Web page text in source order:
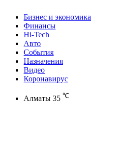
Бизнес и экономика
Финансы
Hi-Tech
Авто
События
Назначения
Видео
Коронавирус
Алматы 35 ℃